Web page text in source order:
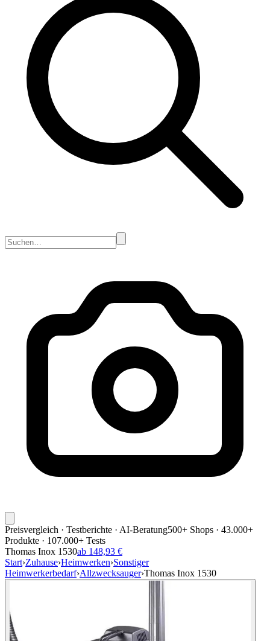
Preisvergleich · Testberichte · AI-Beratung500+ Shops · 43.000+
Produkte · 107.000+ Tests
Thomas Inox 1530ab 148,93 €
Start›Zuhause›Heimwerken›Sonstiger
Heimwerkerbedarf›Allzwecksauger›Thomas Inox 1530